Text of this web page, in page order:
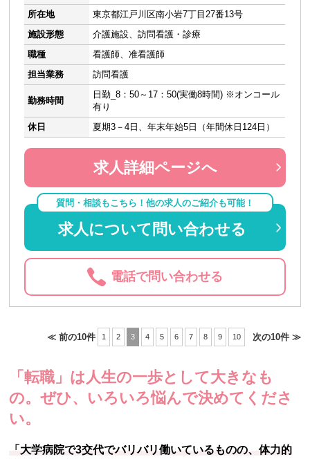
所在地
東京都江戸川区南小岩7丁目27番13号
施設形態
介護施設、訪問看護・診療
職種
看護師、准看護師
担当業務
訪問看護
勤務時間
日勤_8：50～17：50(実働8時間) ※オンコール
有り
休日
夏期3－4日、年末年始5日（年間休日124日）
求人詳細ページへ
質問・相談もこちら！他の求人のご紹介も可能！
求人について問い合わせる
電話で問い合わせる
≪ 前の10件 1 2 3 4 5 6 7 8 9 10 次の10件 ≫
「転職」は人生の一歩として大きなも
の。ぜひ、いろいろ悩んで決めてくださ
い。
「大学病院で3交代でバリバリ働いているものの、体力的